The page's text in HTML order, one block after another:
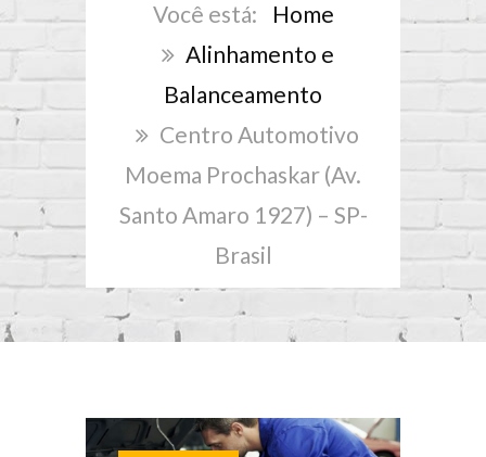
Home
Alinhamento e
Balanceamento
Centro Automotivo
Moema Prochaskar (Av.
Santo Amaro 1927) – SP-
Brasil